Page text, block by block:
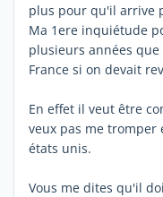
plus pour qu'il arrive
Ma 1ere inquiétude
plusieurs années
France si on devait
En effet il veut être
veux pas me tromper
états unis.
Vous me dites qu'il